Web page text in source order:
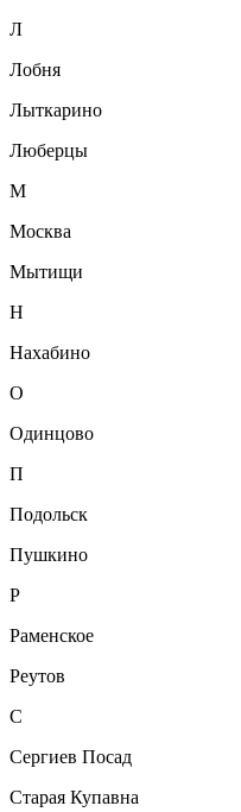
Л
Лобня
Лыткарино
Люберцы
М
Москва
Мытищи
Н
Нахабино
О
Одинцово
П
Подольск
Пушкино
Р
Раменское
Реутов
С
Сергиев Посад
Старая Купавна